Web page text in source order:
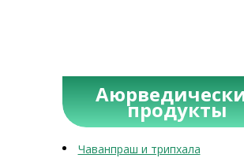
продукты
Чаванпраш и трипхала